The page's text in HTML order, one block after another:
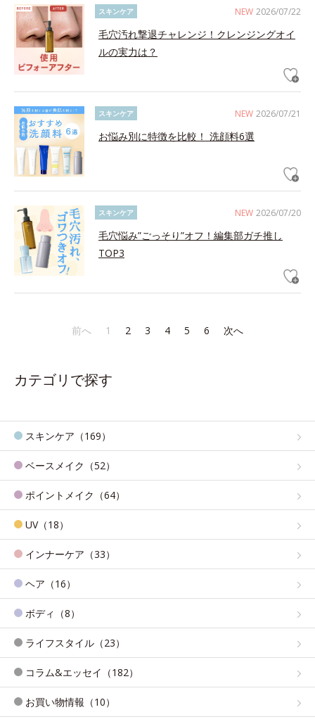
NEW 2026/07/22
スキンケア
毛穴汚れ撃退チャレンジ！クレンジングオイ
ルの実力は？
NEW 2026/07/21
スキンケア
お悩み別に特徴を比較！ 洗顔料6選
NEW 2026/07/20
スキンケア
毛穴悩み”ごっそり”オフ！編集部ガチ推し
TOP3
前へ 1 2 3 4 5 6 次へ
カテゴリで探す
スキンケア（169）
ベースメイク（52）
ポイントメイク（64）
UV（18）
インナーケア（33）
ヘア（16）
ボディ（8）
ライフスタイル（23）
コラム&エッセイ（182）
お買い物情報（10）